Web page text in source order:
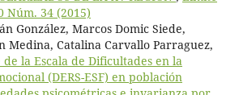
Núm. 34 (2015)
González, Marcos Domic Siede,
Medina, Catalina Carvallo Parraguez,
la Escala de Dificultades en la
(DERS-ESF) en población